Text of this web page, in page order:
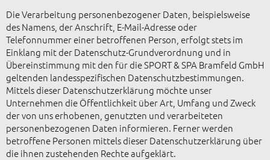
Die Verarbeitung personenbezogener Daten, beispielsweise
des Namens, der Anschrift, E-Mail-Adresse oder
Telefonnummer einer betroffenen Person, erfolgt stets im
Einklang mit der Datenschutz-Grundverordnung und in
Übereinstimmung mit den für die SPORT & SPA Bramfeld GmbH
geltenden landesspezifischen Datenschutzbestimmungen.
Mittels dieser Datenschutzerklärung möchte unser
Unternehmen die Öffentlichkeit über Art, Umfang und Zweck
der von uns erhobenen, genutzten und verarbeiteten
personenbezogenen Daten informieren. Ferner werden
betroffene Personen mittels dieser Datenschutzerklärung über
die ihnen zustehenden Rechte aufgeklärt.